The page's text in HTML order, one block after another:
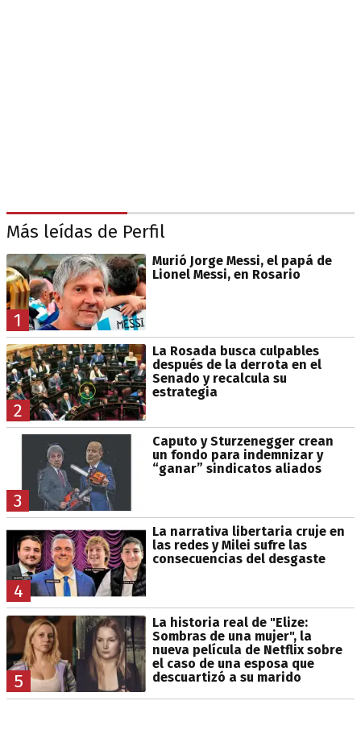
Más leídas de Perfil
1
Murió Jorge Messi, el papá de
Lionel Messi, en Rosario
2
La Rosada busca culpables
después de la derrota en el
Senado y recalcula su
estrategia
3
Caputo y Sturzenegger crean
un fondo para indemnizar y
“ganar” sindicatos aliados
4
La narrativa libertaria cruje en
las redes y Milei sufre las
consecuencias del desgaste
5
La historia real de "Elize:
Sombras de una mujer", la
nueva película de Netflix sobre
el caso de una esposa que
descuartizó a su marido